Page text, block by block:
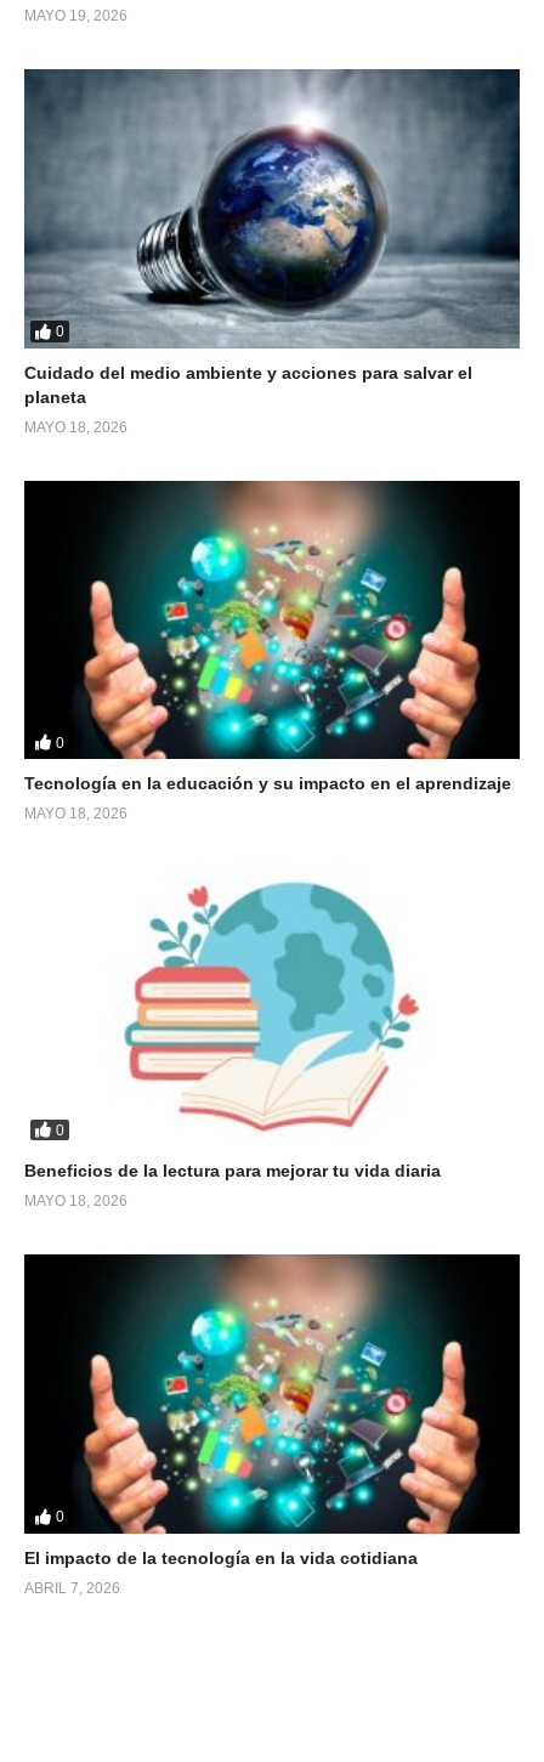
MAYO 19, 2026
0
Cuidado del medio ambiente y acciones para salvar el
planeta
MAYO 18, 2026
0
Tecnología en la educación y su impacto en el aprendizaje
MAYO 18, 2026
0
Beneficios de la lectura para mejorar tu vida diaria
MAYO 18, 2026
0
El impacto de la tecnología en la vida cotidiana
ABRIL 7, 2026